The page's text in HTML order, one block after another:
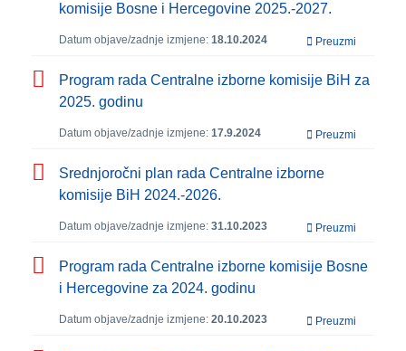
komisije Bosne i Hercegovine 2025.-2027.
Datum objave/zadnje izmjene: 18.10.2024 Preuzmi
Program rada Centralne izborne komisije BiH za
2025. godinu
Datum objave/zadnje izmjene: 17.9.2024 Preuzmi
Srednjoročni plan rada Centralne izborne
komisije BiH 2024.-2026.
Datum objave/zadnje izmjene: 31.10.2023 Preuzmi
Program rada Centralne izborne komisije Bosne
i Hercegovine za 2024. godinu
Datum objave/zadnje izmjene: 20.10.2023 Preuzmi